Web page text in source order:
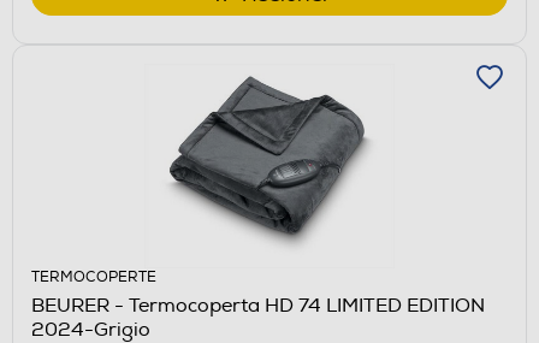
TERMOCOPERTE
BEURER - Termocoperta HD 74 LIMITED EDITION
2024-Grigio